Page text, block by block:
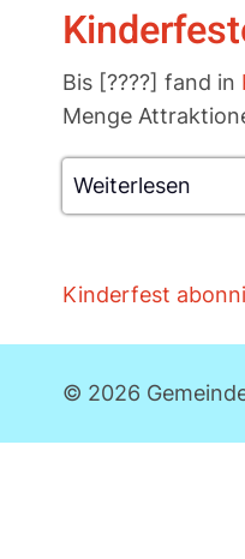
Bis [????] fand in
Menge
Weiterlesen
Kinderfest
© 2026